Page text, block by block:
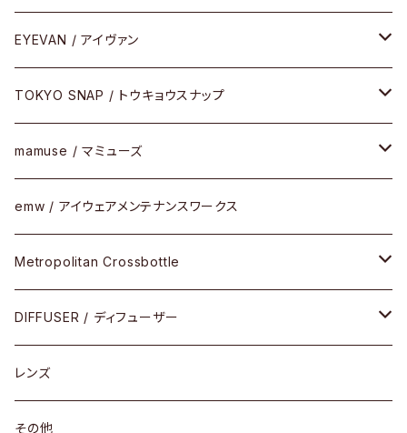
Latch(ラッチ)
修理
小物
その他
サングラス
その他
セルフレーム
メタルフレーム
コンビフレーム
EYEVAN / アイヴァン
メガネ
サングラス
その他
TOKYO SNAP / トウキョウスナップ
セルフレーム
メタルフレーム
コンビネーション
mamuse / マミューズ
セル
メタル
コンビ
emw / アイウェアメンテナンスワークス
Metropolitan Crossbottle
30cm×30cm
18cm×13cm
DIFFUSER / ディフューザー
グラスコード
メガネケース
レンズ
その他